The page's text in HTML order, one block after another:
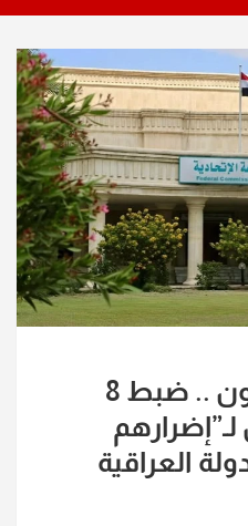
معظمهم مسؤولون .. ضبط 8
العراقية